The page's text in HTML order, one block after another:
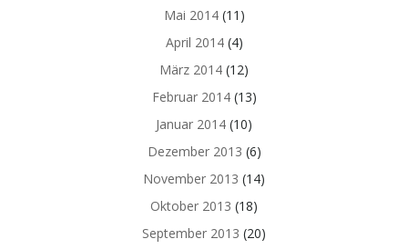
Mai 2014(11)
April 2014(4)
März 2014 (12)
Februar 2014(13)
Januar 2014 (10)
Dezember 2013 (6)
November 2013 (14)
Oktober 2013 (18)
September 2013 (20)